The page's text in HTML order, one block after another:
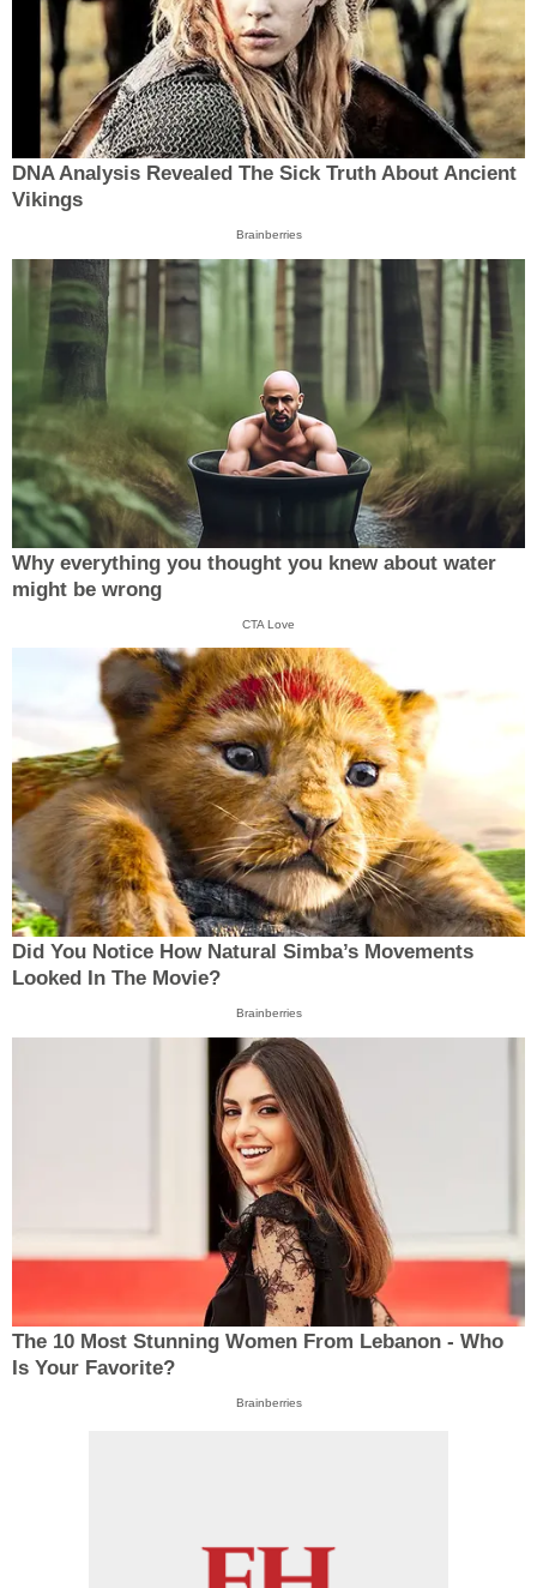
DNA Analysis Revealed The Sick Truth About Ancient
Vikings
Brainberries
Why everything you thought you knew about water
might be wrong
CTA Love
Did You Notice How Natural Simba’s Movements
Looked In The Movie?
Brainberries
The 10 Most Stunning Women From Lebanon - Who
Is Your Favorite?
Brainberries